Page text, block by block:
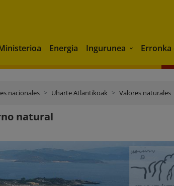
Energia Ingurunea Ingurunea
nacionales Uharte Atlantikoak Valores naturales
natural